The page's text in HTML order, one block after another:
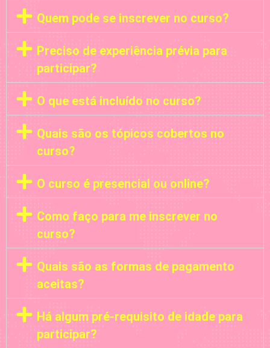
Quem pode se inscrever no curso?
Preciso de experiência prévia para
participar?
O que está incluído no curso?
Quais são os tópicos cobertos no
curso?
O curso é presencial ou online?
Como faço para me inscrever no
curso?
Quais são as formas de pagamento
aceitas?
Há algum pré-requisito de idade para
participar?